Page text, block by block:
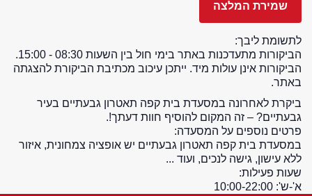
לתשומת ליבך:
הביקורות מתעדכנות באתר בימי חול בין השעות 08:30 - 15:00.
הביקורות אינן עולות מיד. ייתכן עיכוב מכתיבת הביקורת להצגתה
באתר.
ביקרת לאחרונה במסעדת בית קפה תאטרון גבעתיים בעיר
גבעתיים? – זה המקום להוסיף חוות דעתך!.
פרטים נוספים על המסעדה:
במסעדת בית קפה תאטרון גבעתיים יש אופציה צמחונית, איזור
ללא עישון, גישה לנכים, ועוד ...
שעות פעילות:
א'-ש': 10:00-22:00